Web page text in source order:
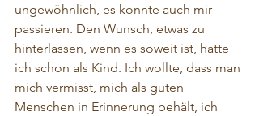
ungewöhnlich, es konnte auch mir
passieren. Den Wunsch, etwas zu
hinterlassen, wenn es soweit ist, hatte
ich schon als Kind. Ich wollte, dass man
mich vermisst, mich als guten
Menschen in Erinnerung behält, ich